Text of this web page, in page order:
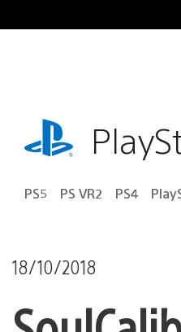
para
playstation.com
PS5 PS VR2 PS4
18/10/2018